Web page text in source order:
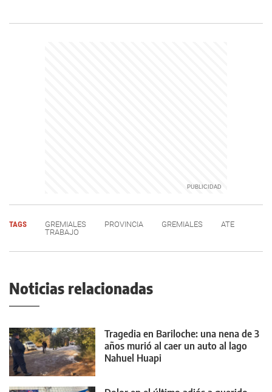
TAGS GREMIALES PROVINCIA GREMIALES
ATE
TRABAJO
Noticias relacionadas
Tragedia en Bariloche: una nena de 3
años murió al caer un auto al lago
Nahuel Huapi